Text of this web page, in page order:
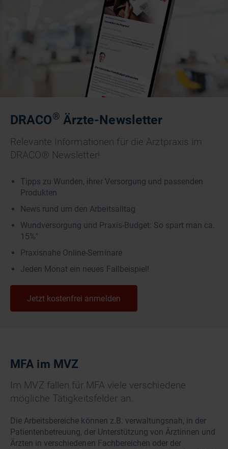
DRACO® Ärzte-Newsletter
Relevante Informationen für die Arztpraxis im
DRACO® Newsletter!
Tipps zu Wunden, ihrer Versorgung und passenden
Produkten
News rund um den Arbeitsalltag
Wundversorgung und Praxis-Budget: So spart man ca.
15%"
Praxisnahe Online-Seminare
Jeden Monat ein neues Fallbeispiel!
Jetzt kostenfrei anmelden
MFA im MVZ
Im MVZ fallen für MFA viele verschiedene
mögliche Tätigkeitsfelder an.
Die Arbeitsbereiche können z.B. verwaltungsnah, in der
Patientenbetreuung, der Unterstützung von Ärztinnen und
Ärzten in verschiedenen Fachbereichen oder der